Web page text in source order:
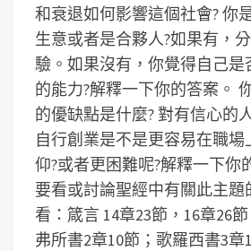
和衰退如何影響這個社會?你
生意或者是合夥人?如果有，
驗。如果沒有，你覺得自己是
的能力?解釋一下你的答案。
的優缺點是什麼?對有信心的
自行創業是不是更容易在職
仰?或者更困難呢?解釋一下你
要看或討論聖經中有關此主
看：箴言 14章23節，16章26
弗所書2章10節；歌羅西書3章